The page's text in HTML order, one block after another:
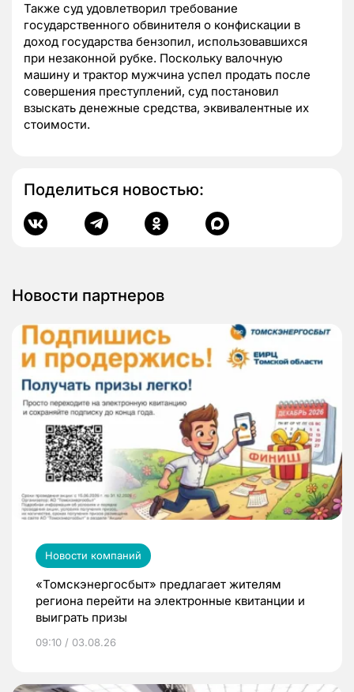
Также суд удовлетворил требование
государственного обвинителя о конфискации в
доход государства бензопил, использовавшихся
при незаконной рубке. Поскольку валочную
машину и трактор мужчина успел продать после
совершения преступлений, суд постановил
взыскать денежные средства, эквивалентные их
стоимости.
Поделиться новостью:
Новости партнеров
Новости компаний
«Томскэнергосбыт» предлагает жителям
региона перейти на электронные квитанции и
выиграть призы
09:10 / 03.08.26